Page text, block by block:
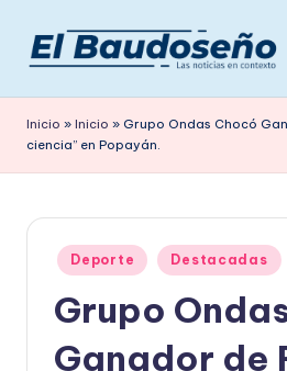
Saltar
contenido
e
ri
d
en
Inicio » Inicio » Grupo Ondas Chocó
ciencia” en Popayán.
Publicado
en
Deporte Destacadas
Grupo
Ganador de